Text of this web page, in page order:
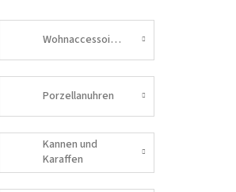
Wohnaccessoires
Porzellanuhren
Kannen und
Karaffen